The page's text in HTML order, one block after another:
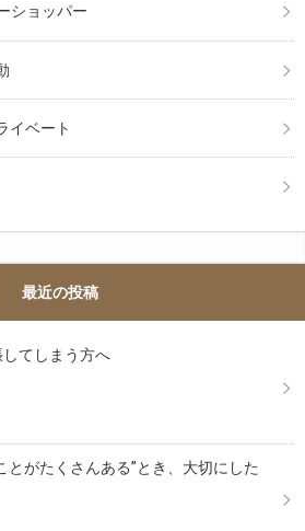
ショッパー
イベート
最近の投稿
てしまう方へ
とがたくさんある”とき、大切にした